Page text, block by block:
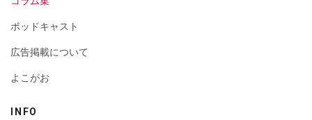
ポッドキャスト
広告掲載について
よこがお
INFO